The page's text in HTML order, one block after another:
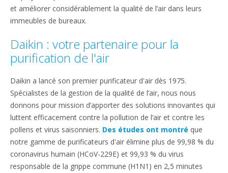
et améliorer considérablement la qualité de l’air dans leurs
immeubles de bureaux.
Daikin : votre partenaire pour la
purification de l'air
Daikin a lancé son premier purificateur d'air dès 1975.
Spécialistes de la gestion de la qualité de l’air, nous nous
donnons pour mission d’apporter des solutions innovantes qui
luttent efficacement contre la pollution de l’air et contre les
pollens et virus saisonniers. Des études ont montré que
notre gamme de purificateurs d'air élimine plus de 99,98 % du
coronavirus humain (HCoV-229E) et 99,93 % du virus
responsable de la grippe commune (H1N1) en 2,5 minutes